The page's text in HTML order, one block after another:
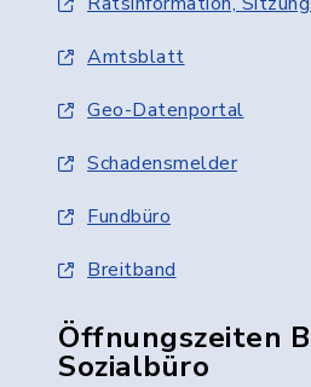
Amtsblatt
Geo-Datenportal
Schadensmelder
Fundbüro
Breitband
Öffnungszeiten
Sozialbüro